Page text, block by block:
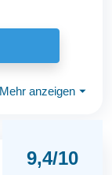
Mehr anzeigen ⏷
9,4/10